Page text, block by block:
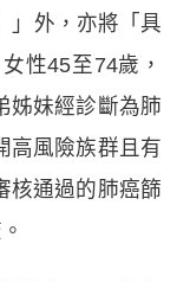
」外，亦將「具
性45至74歲，
姊妹經診斷為肺
高風險族群且有
核通過的肺癌篩